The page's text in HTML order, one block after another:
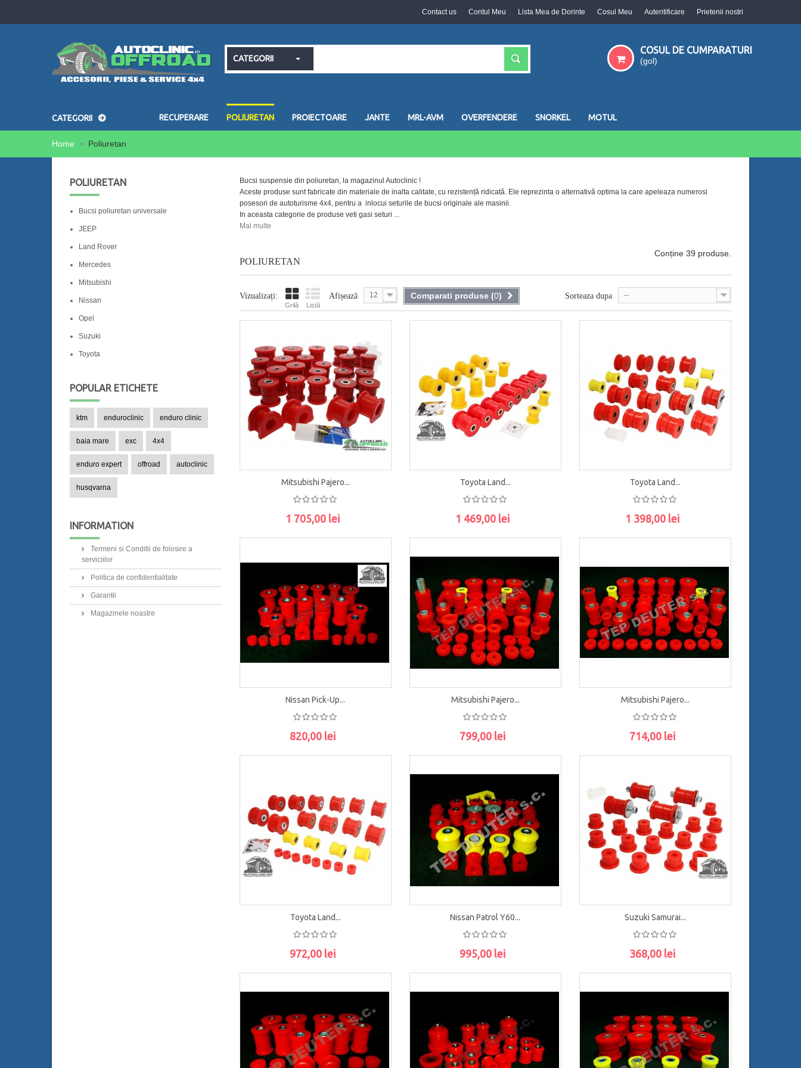
Prietenii nostri
Contact us Contul Meu Lista Mea de Dorinte Cosul Meu Autentificare
CATEGORII
COSUL DE CUMPARATURI
(gol)
CATEGORII RECUPERARE POLIURETAN PROIECTOARE JANTE MRL-AVM OVERFENDERE SNORKEL MOTUL
Home Poliuretan
POLIURETAN
Bucsi poliuretan universale
JEEP
Land Rover
Mercedes
Mitsubishi
Nissan
Opel
Suzuki
Toyota
POPULAR ETICHETE
ktm enduroclinic enduro clinic
baia mare exc 4x4
enduro expert offroad autoclinic
husqvarna
INFORMATION
Termeni si Conditii de folosire a
serviciilor
Politica de confidentialitate
Garantii
Magazinele noastre
Bucsi suspensie din poliuretan, la magazinul Autoclinic !
Aceste produse sunt fabricate din materiale de inalta calitate, cu rezistență ridicată. Ele reprezinta o alternativă optima la care apeleaza numerosi
posesori de autoturisme 4x4, pentru a inlocui seturile de bucsi originale ale masinii.
In aceasta categorie de produse veti gasi seturi ...
Mai multe
POLIURETAN
Conține 39 produse.
Vizualizați:
Grilă Listă
Sorteaza dupa --
Afișează 12 Comparati produse (0)
Mitsubishi Pajero...
1 705,00 lei
Toyota Land...
1 469,00 lei
Toyota Land...
1 398,00 lei
Nissan Pick-Up...
820,00 lei
Mitsubishi Pajero...
799,00 lei
Mitsubishi Pajero...
714,00 lei
Toyota Land...
972,00 lei
Nissan Patrol Y60...
995,00 lei
Suzuki Samurai...
368,00 lei